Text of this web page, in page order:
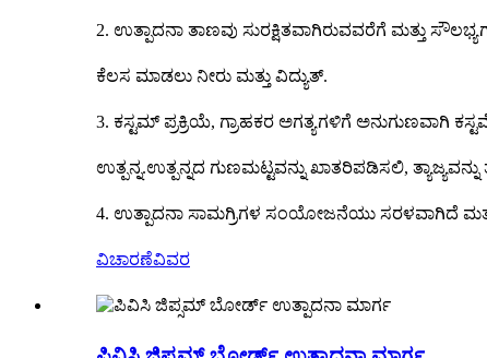
2. ಉತ್ಪಾದನಾ ತಾಣವು ಸುರಕ್ಷಿತವಾಗಿರುವವರೆಗೆ ಮತ್ತು
ಕೆಲಸ ಮಾಡಲು ನೀರು ಮತ್ತು ವಿದ್ಯುತ್.
3. ಕಸ್ಟಮ್ ಪ್ರಕ್ರಿಯೆ, ಗ್ರಾಹಕರ ಅಗತ್ಯಗಳಿಗೆ ಅನುಗುಣವಾಗಿ
ಉತ್ಪನ್ನ.ಉತ್ಪನ್ನದ ಗುಣಮಟ್ಟವನ್ನು ಖಾತರಿಪಡಿಸಲಿ,
4. ಉತ್ಪಾದನಾ ಸಾಮಗ್ರಿಗಳ ಸಂಯೋಜನೆಯು ಸರಳವಾಗಿದೆ
ವಿಚಾರಣೆವಿವರ